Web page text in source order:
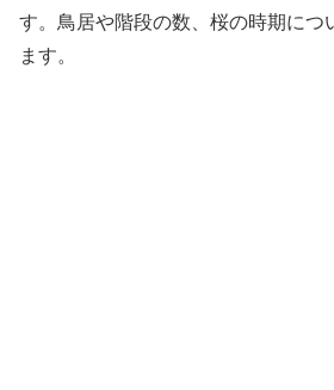
す。鳥居や階段の数、桜の時期につ
ます。